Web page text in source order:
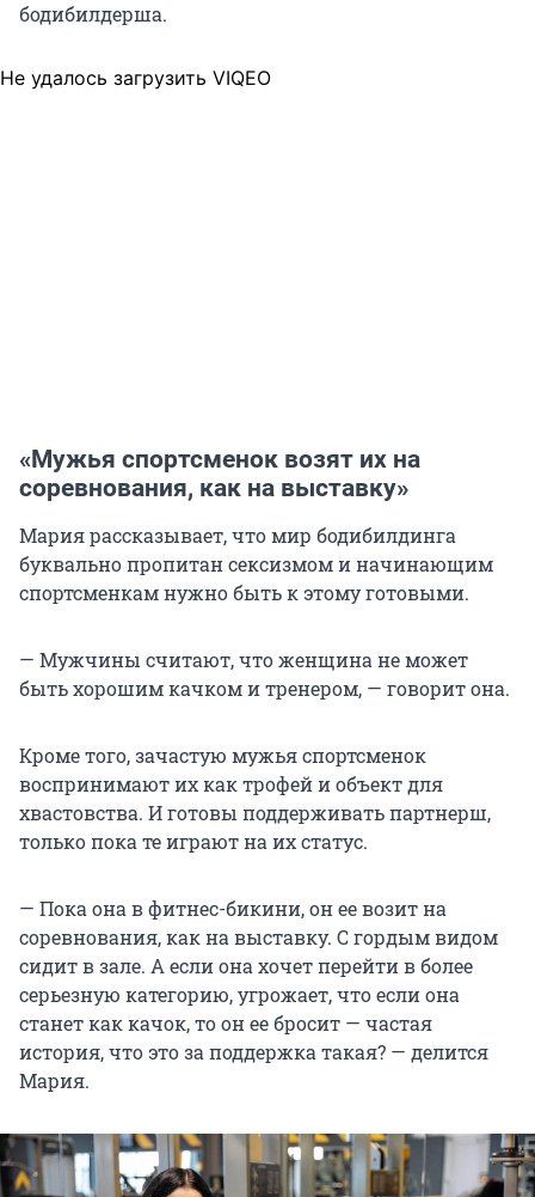
бодибилдерша.
Не удалось загрузить VIQEO
«Мужья спортсменок возят их на
соревнования, как на выставку»
Мария рассказывает, что мир бодибилдинга
буквально пропитан сексизмом и начинающим
спортсменкам нужно быть к этому готовыми.
— Мужчины считают, что женщина не может
быть хорошим качком и тренером, — говорит она.
Кроме того, зачастую мужья спортсменок
воспринимают их как трофей и объект для
хвастовства. И готовы поддерживать партнерш,
только пока те играют на их статус.
— Пока она в фитнес-бикини, он ее возит на
соревнования, как на выставку. С гордым видом
сидит в зале. А если она хочет перейти в более
серьезную категорию, угрожает, что если она
станет как качок, то он ее бросит — частая
история, что это за поддержка такая? — делится
Мария.